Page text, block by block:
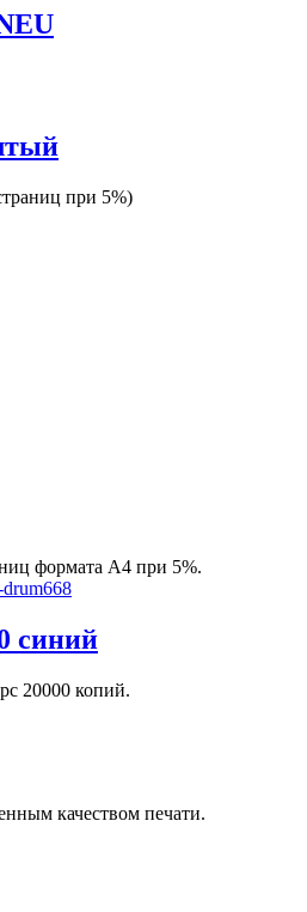
при 5%)
формата А4 при 5%.
синий
20000 копий.
качеством печати.